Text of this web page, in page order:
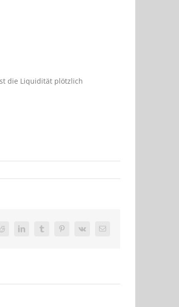
die Liquidität plötzlich
Reddit LinkedInTumblrPinterest
Vk
E-